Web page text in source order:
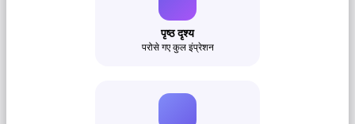
पृष्ठ दृश्य
परोसे गए कुल इंप्रेशन